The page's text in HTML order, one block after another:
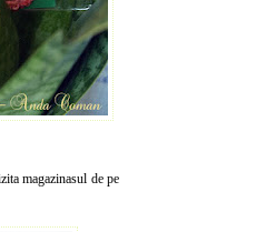
magazinasul de pe